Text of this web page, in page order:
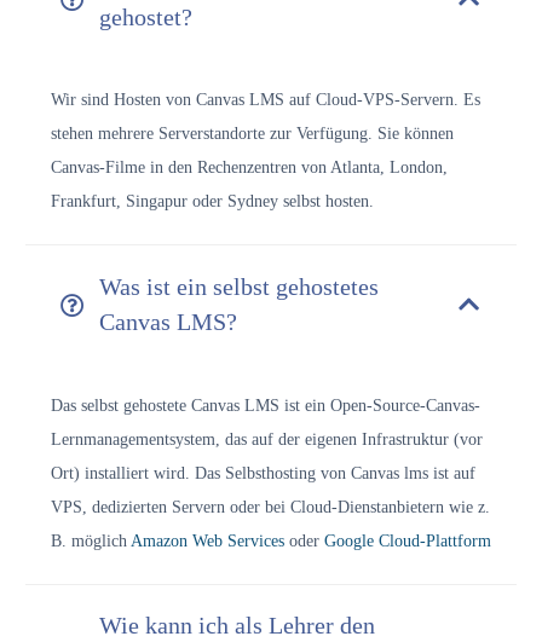
gehostet?
Wir sind Hosten von Canvas LMS auf Cloud-VPS-Servern. Es
stehen mehrere Serverstandorte zur Verfügung. Sie können
Canvas-Filme in den Rechenzentren von Atlanta, London,
Frankfurt, Singapur oder Sydney selbst hosten.
Was ist ein selbst gehostetes
Canvas LMS?
Das selbst gehostete Canvas LMS ist ein Open-Source-Canvas-
Lernmanagementsystem, das auf der eigenen Infrastruktur (vor
Ort) installiert wird. Das Selbsthosting von Canvas lms ist auf
VPS, dedizierten Servern oder bei Cloud-Dienstanbietern wie z.
B. möglich Amazon Web Services oder Google Cloud-Plattform
Wie kann ich als Lehrer den